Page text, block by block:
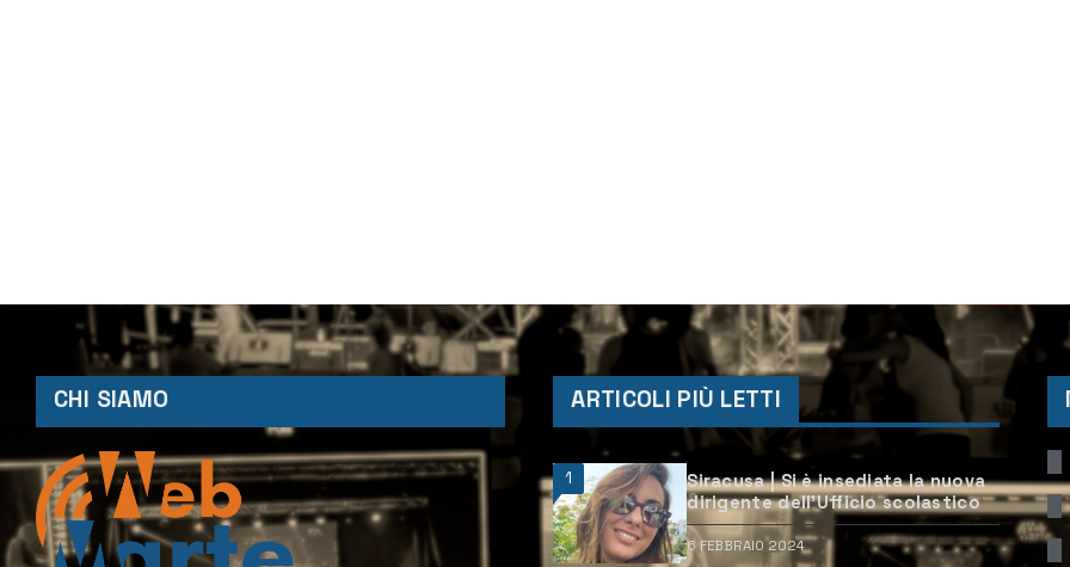
CHI SIAMO ARTICOLI PIÙ LETTI
1
Siracusa | Si è insediata la nuova
dirigente dell’Ufficio scolastico
6 FEBBRAIO 2024